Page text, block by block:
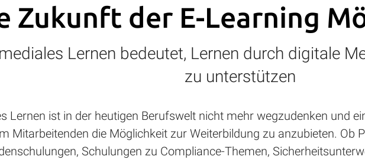
Zukunft der E-Learning
Lernen bedeutet, Lernen durch digitale
zu unterstützen
Lernen ist in der heutigen Berufswelt nicht mehr wegzudenken und
Mitarbeitenden die Möglichkeit zur Weiterbildung zu anzubieten. Ob
Schulungen zu Compliance-Themen,